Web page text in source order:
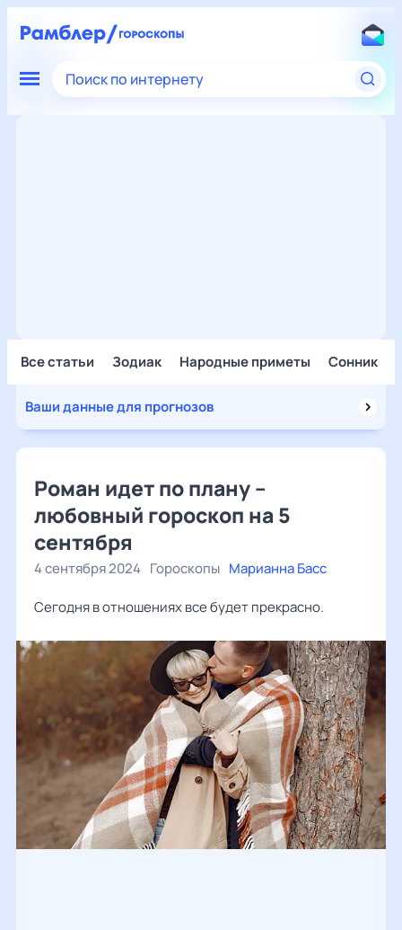
Поиск по интернету
Все статьи Зодиак Народные приметы Сонник
Ваши данные для прогнозов
Роман идет по плану –
любовный гороскоп на 5
сентября
4 сентября 2024 Гороскопы Марианна Басс
Сегодня в отношениях все будет прекрасно.